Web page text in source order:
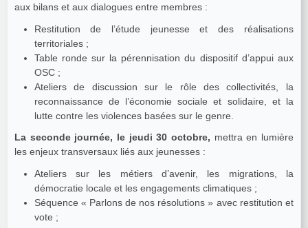
aux bilans et aux dialogues entre membres :
Restitution de l’étude jeunesse et des réalisations
territoriales ;
Table ronde sur la pérennisation du dispositif d’appui aux
OSC ;
Ateliers de discussion sur le rôle des collectivités, la
reconnaissance de l’économie sociale et solidaire, et la
lutte contre les violences basées sur le genre.
La seconde journée, le jeudi 30 octobre, mettra en lumière
les enjeux transversaux liés aux jeunesses :
Ateliers sur les métiers d’avenir, les migrations, la
démocratie locale et les engagements climatiques ;
Séquence « Parlons de nos résolutions » avec restitution et
vote ;